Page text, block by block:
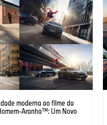
moderna ao filme da
Aranha™: Um Novo